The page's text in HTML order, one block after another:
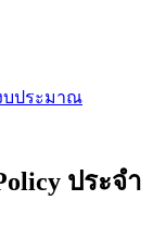
บประมาณ
ประจำ